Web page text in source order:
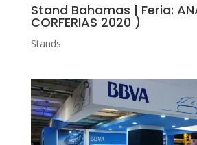
Stand Bahamas | Feria:
CORFERIAS 2020 )
Stands